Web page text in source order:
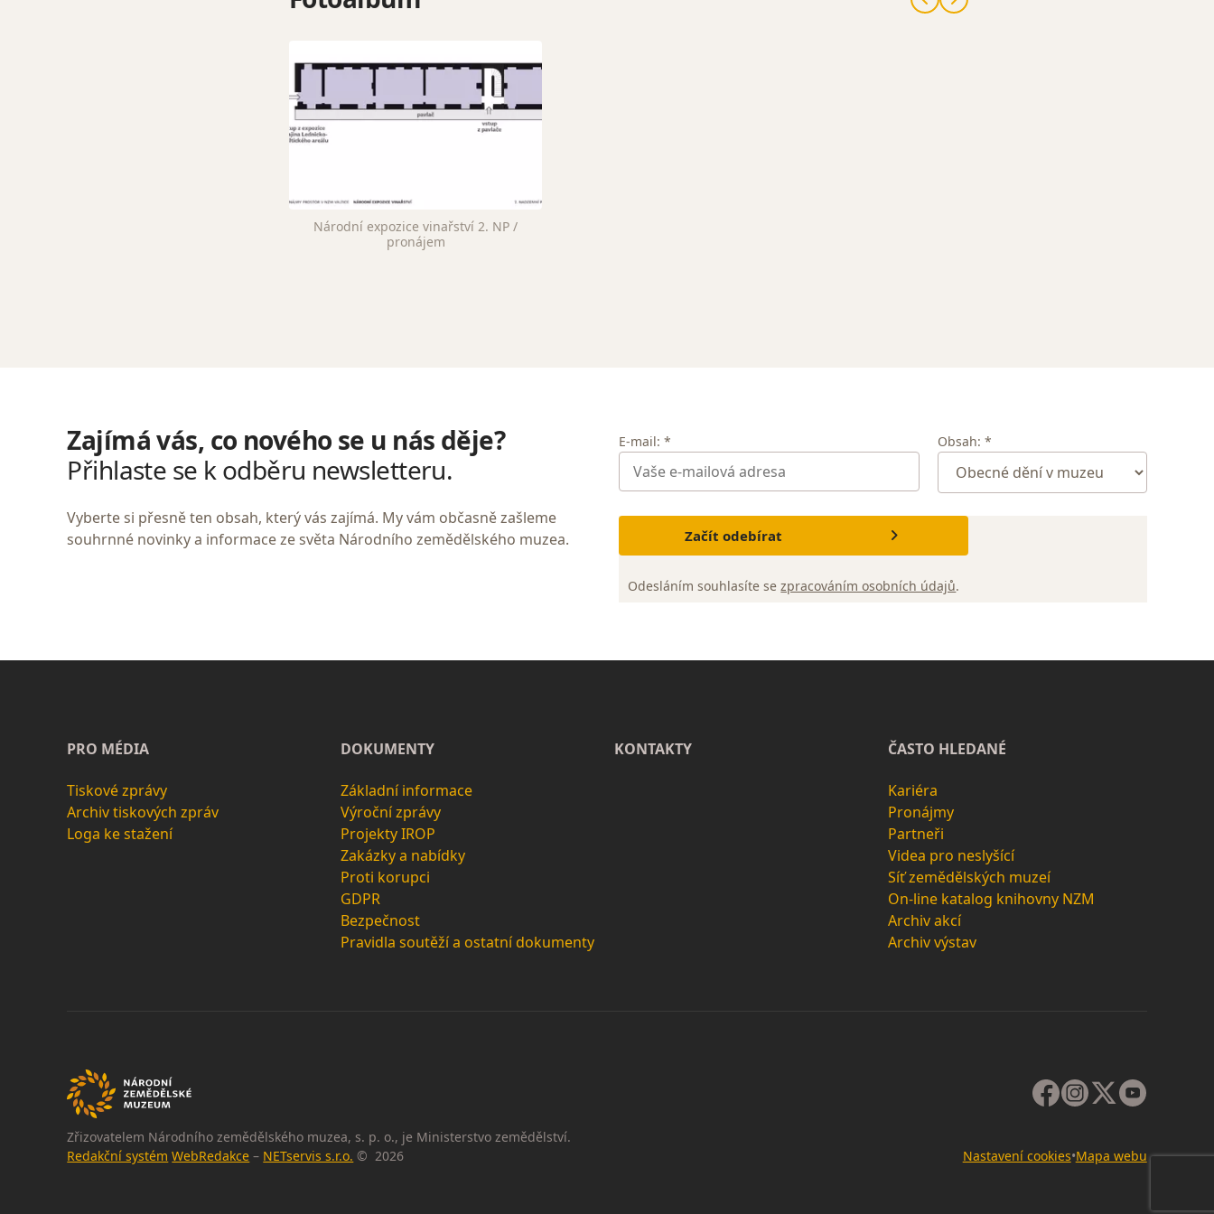
Národní expozice vinařství 2. NP /
pronájem
Zajímá vás, co nového se u nás děje?
Přihlaste se k odběru newsletteru.
Vyberte si přesně ten obsah, který vás zajímá. My vám občasně zašleme
souhrnné novinky a informace ze světa Národního zemědělského muzea.
E-mail: * Obsah: *
Začít odebírat
Odesláním souhlasíte sezpracováním osobních údajů.
PRO MÉDIA
Tiskové zprávy
Archiv tiskových zpráv
Loga ke stažení
DOKUMENTY
Základní informace
Výroční zprávy
Projekty IROP
Zakázky a nabídky
Proti korupci
GDPR
Bezpečnost
Pravidla soutěží a ostatní dokumenty
KONTAKTY ČASTO HLEDANÉ
Kariéra
Pronájmy
Partneři
Videa pro neslyšící
Síť zemědělských muzeí
On-line katalog knihovny NZM
Archiv akcí
Archiv výstav
Zřizovatelem Národního zemědělského muzea, s. p. o., je Ministerstvo zemědělství.
Redakční systém WebRedakce – NETservis s.r.o. © 2026 Nastavení cookies•Mapa webu